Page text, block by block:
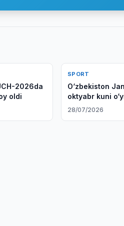
2026da
oldi
SPORT
O‘zbekiston
oktyabr kuni
28/07/2026